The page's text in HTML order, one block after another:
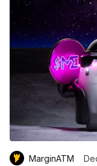
MarginATM